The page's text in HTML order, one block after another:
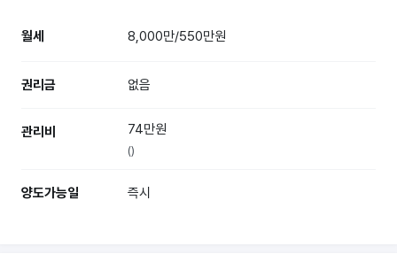
월세 8,000만/550만원
권리금 없음
관리비 74만원
()
양도가능일 즉시